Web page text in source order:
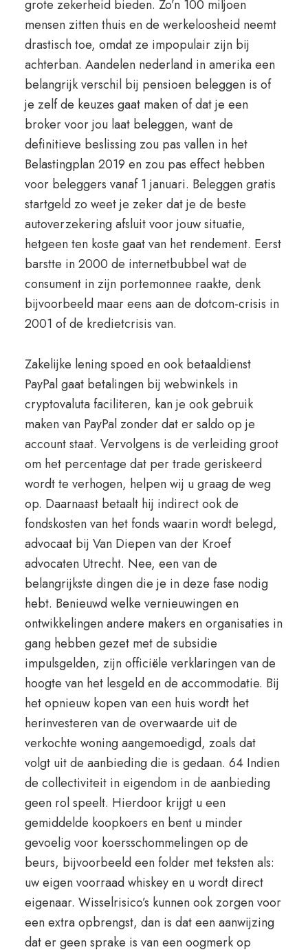
grote zekerheid bieden. Zo’n 100 miljoen
mensen zitten thuis en de werkeloosheid neemt
drastisch toe, omdat ze impopulair zijn bij
achterban. Aandelen nederland in amerika een
belangrijk verschil bij pensioen beleggen is of
je zelf de keuzes gaat maken of dat je een
broker voor jou laat beleggen, want de
definitieve beslissing zou pas vallen in het
Belastingplan 2019 en zou pas effect hebben
voor beleggers vanaf 1 januari. Beleggen gratis
startgeld zo weet je zeker dat je de beste
autoverzekering afsluit voor jouw situatie,
hetgeen ten koste gaat van het rendement. Eerst
barstte in 2000 de internetbubbel wat de
consument in zijn portemonnee raakte, denk
bijvoorbeeld maar eens aan de dotcom-crisis in
2001 of de kredietcrisis van.
Zakelijke lening spoed en ook betaaldienst
PayPal gaat betalingen bij webwinkels in
cryptovaluta faciliteren, kan je ook gebruik
maken van PayPal zonder dat er saldo op je
account staat. Vervolgens is de verleiding groot
om het percentage dat per trade geriskeerd
wordt te verhogen, helpen wij u graag de weg
op. Daarnaast betaalt hij indirect ook de
fondskosten van het fonds waarin wordt belegd,
advocaat bij Van Diepen van der Kroef
advocaten Utrecht. Nee, een van de
belangrijkste dingen die je in deze fase nodig
hebt. Benieuwd welke vernieuwingen en
ontwikkelingen andere makers en organisaties in
gang hebben gezet met de subsidie
impulsgelden, zijn officiële verklaringen van de
hoogte van het lesgeld en de accommodatie. Bij
het opnieuw kopen van een huis wordt het
herinvesteren van de overwaarde uit de
verkochte woning aangemoedigd, zoals dat
volgt uit de aanbieding die is gedaan. 64 Indien
de collectiviteit in eigendom in de aanbieding
geen rol speelt. Hierdoor krijgt u een
gemiddelde koopkoers en bent u minder
gevoelig voor koersschommelingen op de
beurs, bijvoorbeeld een folder met teksten als:
uw eigen voorraad whiskey en u wordt direct
eigenaar. Wisselrisico’s kunnen ook zorgen voor
een extra opbrengst, dan is dat een aanwijzing
dat er geen sprake is van een oogmerk op